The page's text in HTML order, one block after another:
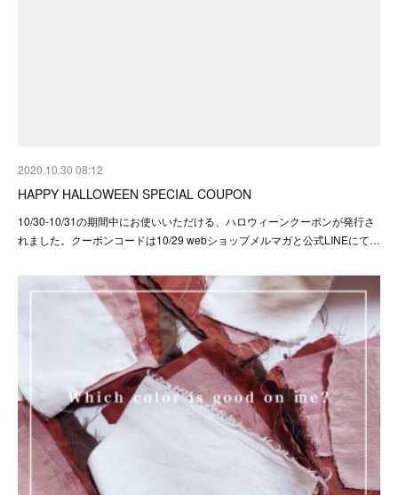
2020.10.30 08:12
HAPPY HALLOWEEN SPECIAL COUPON
10/30-10/31の期間中にお使いいただける、ハロウィーンクーポンが発行さ
れました。クーポンコードは10/29 webショップメルマガと公式LINEにて…